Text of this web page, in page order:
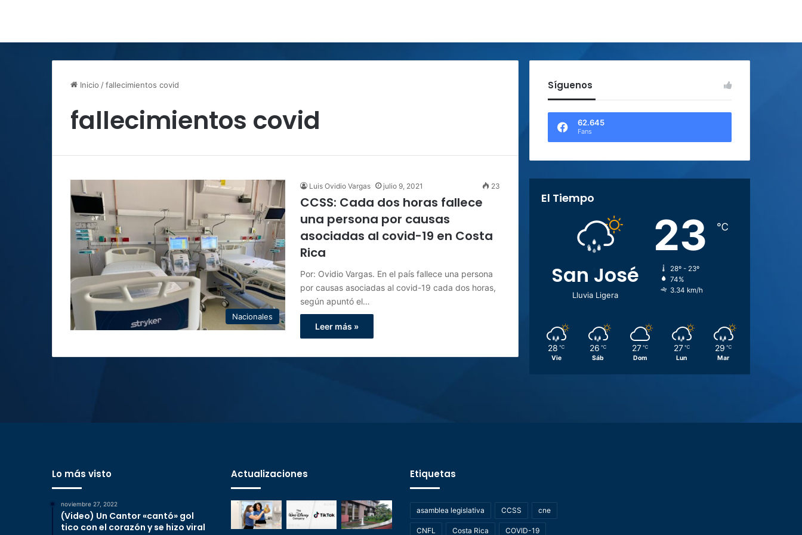
Inicio /fallecimientos covid
fallecimientos covid
Nacionales
Luis Ovidio Vargas julio 9, 2021 23
CCSS: Cada dos horas fallece
una persona por causas
asociadas al covid-19 en Costa
Rica
Por: Ovidio Vargas. En el país fallece una persona
por causas asociadas al covid-19 cada dos horas,
según apuntó el…
Leer más »
Síguenos
62.645
Fans
El Tiempo
San José
Lluvia Ligera
23 ℃
28º - 23º
74%
3.34 km/h
28 ℃
Vie
26 ℃
Sáb
27 ℃
Dom
27 ℃
Lun
29 ℃
Mar
Lo más visto
noviembre 27, 2022
(Video) Un Cantor «cantó» gol
tico con el corazón y se hizo viral
Actualizaciones Etiquetas
asamblea legislativa CCSS cne
CNFL Costa Rica COVID-19